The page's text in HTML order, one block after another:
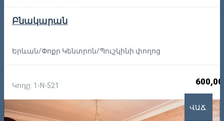
Բնակարան
Երևան/Փոքր Կենտրոն/Պուշկինի փողոց
Կոդը: 1-N-521
ՎԱՃ.